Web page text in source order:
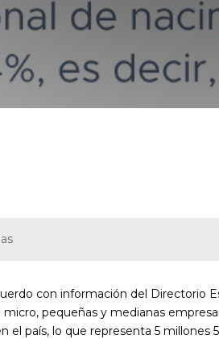
con información del Directorio
micro, pequeñas y medianas
el país, lo que representa 5 millones